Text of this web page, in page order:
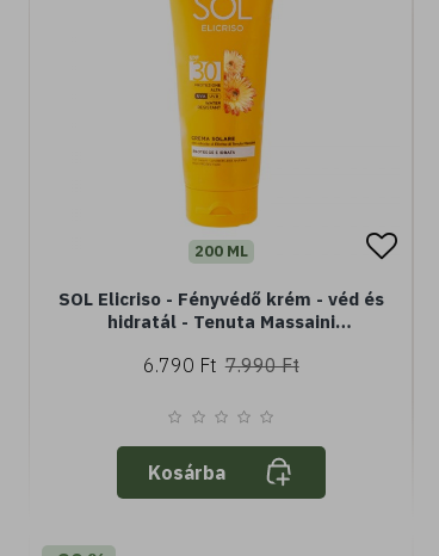
200 ML
SOL Elicriso - Fényvédő krém - véd és
hidratál - Tenuta Massaini
magas védelem - vízálló
6.790 Ft 7.990 Ft
Kosárba